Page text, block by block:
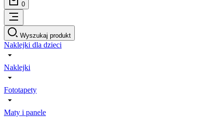
0
Wyszukaj produkt
Naklejki dla dzieci
Naklejki
Fototapety
Maty i panele